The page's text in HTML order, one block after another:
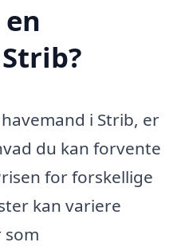
i Strib, er
du kan forvente
for forskellige
kan variere